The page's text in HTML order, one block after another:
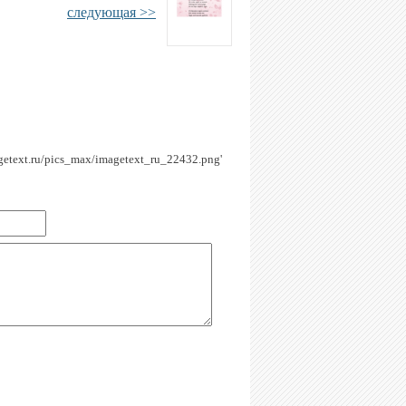
следующая >>
pics_max/imagetext_ru_22432.png'